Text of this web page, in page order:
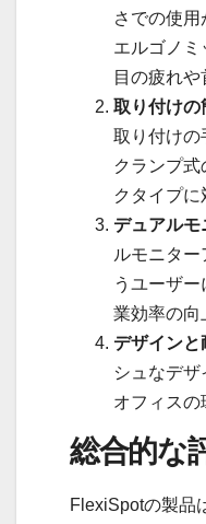
さでの使用
エルゴノミ
目の疲れや
取り付けの
取り付けの
クランプ
クタイプに
デュアルモ
ルモニタ
うユーザ
業効率の向
デザインと
シュなデ
オフィスの
総合的な
FlexiSpotの製品